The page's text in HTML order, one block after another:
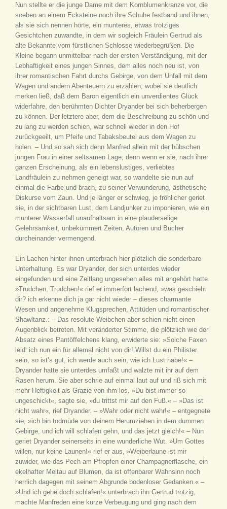
Nun stellte er die junge Dame mit dem Kornblumenkranze vor, die
soeben an einem Ecksteine noch ihre Schuhe festband und ihnen,
als sie sich nennen hörte, ein munteres, etwas trotziges
Gesichtchen zuwandte, in dem wir sogleich Fräulein Gertrud als
alte Bekannte vom fürstlichen Schlosse wiederbegrüßen. Die
Kleine begann unmittelbar nach der ersten Verständigung, mit der
Lebhaftigkeit eines jungen Sinnes, dem alles noch neu ist, von
ihrer romantischen Fahrt durchs Gebirge, von dem Unfall mit dem
Wagen und andern Abenteuern zu erzählen, wobei sie deutlich
merken ließ, daß dem Baron eigentlich ein unverdientes Glück
widerfahre, den berühmten Dichter Dryander bei sich beherbergen
zu können. Der letztere aber, dem die Beschreibung zu schön und
zu lang zu werden schien, war schnell wieder in den Hof
zurückgeeilt, um Pfeife und Tabaksbeutel aus dem Wagen zu
holen. – Und so sah sich denn Manfred allein mit der hübschen
jungen Frau in einer seltsamen Lage; denn wenn er sie, nach ihrer
ganzen Erscheinung, als ein lebenslustiges, verliebtes
Landfräulein zu nehmen geneigt war, so wandelte sie nun auf
einmal die Farbe und brach, zu seiner Verwunderung, ästhetische
Diskurse vom Zaun. Und je länger er schwieg, je fröhlicher geriet
sie, in der sichtbaren Lust, dem Landjunker zu imponieren, wie ein
munterer Wasserfall unaufhaltsam in eine plauderselige
Gelehrsamkeit, unbekümmert Zeiten, Autoren und Bücher
durcheinander vermengend.
Ein Lachen hinter ihnen unterbrach hier plötzlich die sonderbare
Unterhaltung. Es war Dryander, der sich unterdes wieder
eingefunden und eine Zeitlang ungesehen alles mit angehört hatte.
»Trudchen, Trudchen!« rief er immerfort lachend, »was geschieht
dir? ich erkenne dich ja gar nicht wieder – dieses charmante
Wesen und angenehme Klugsprechen, Attitüden und romantischer
Shawltanz.: – Das resolute Weibchen aber schien nicht einen
Augenblick betreten. Mit veränderter Stimme, die plötzlich wie der
Absatz eines Pantöffelchens klang, erwiderte sie: »Solche Faxen
leid‘ ich nun ein für allemal nicht von dir! Willst du ein Philister
sein, so ist’s gut, ich werde auch sein, wie ich Lust habe!« –
Dryander hatte sie unterdes umfaßt und walzte mit ihr auf dem
Rasen herum. Sie aber schrie auf einmal laut auf und riß sich mit
mehr Heftigkeit als Grazie von ihm los. »Du bist immer so
ungeschickt«, sagte sie, »du trittst mir auf den Fuß.« – »Das ist
nicht wahr«, rief Dryander. – »Wahr oder nicht wahr!« – entgegnete
sie, »ich bin todmüde von deinem Herumziehen in dem dummen
Gebirge, und ich will schlafen gehn, und das jetzt gleich!« – Nun
geriet Dryander seinerseits in eine wunderliche Wut. »Um Gottes
willen, nur keine Launen!« rief er aus, »Weiberlaune ist mir
zuwider, wie das Pech am Pfropfen einer Champagnerflasche, ein
ekelhafter Meltau auf Blumen, da ist offenbarer Wahnsinn noch
herrlich dagegen mit seinem Abgrunde bodenloser Gedanken.« –
»Und ich gehe doch schlafen!« unterbrach ihn Gertrud trotzig,
machte Manfreden eine kurze Verbeugung und ging nach dem